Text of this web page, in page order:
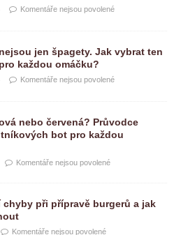
Komentáře nejsou povolené
jen špagety. Jak vybrat ten
každou omáčku?
Komentáře nejsou povolené
nebo červená? Průvodce
bot pro každou
Komentáře nejsou povolené
chyby při přípravě burgerů a jak
Komentáře nejsou povolené